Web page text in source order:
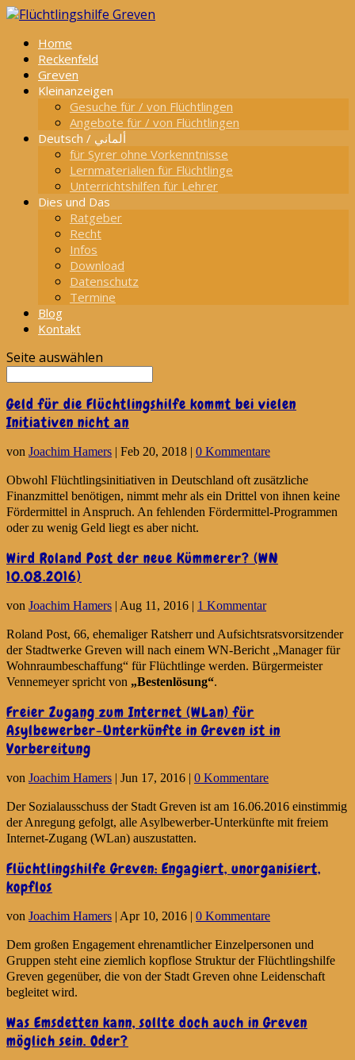
Home
Reckenfeld
Greven
Kleinanzeigen
Gesuche für / von Flüchtlingen
Angebote für / von Flüchtlingen
Deutsch / ألماني
für Syrer ohne Vorkenntnisse
Lernmaterialien für Flüchtlinge
Unterrichtshilfen für Lehrer
Dies und Das
Ratgeber
Recht
Infos
Download
Datenschutz
Termine
Blog
Kontakt
Seite auswählen
Geld für die Flüchtlingshilfe kommt bei vielen
Initiativen nicht an
von Joachim Hamers | Feb 20, 2018 | 0 Kommentare
Obwohl Flüchtlingsinitiativen in Deutschland oft zusätzliche
Finanzmittel benötigen, nimmt mehr als ein Drittel von ihnen keine
Fördermittel in Anspruch. An fehlenden Fördermittel-Programmen
oder zu wenig Geld liegt es aber nicht.
Wird Roland Post der neue Kümmerer? (WN
10.08.2016)
von Joachim Hamers | Aug 11, 2016 | 1 Kommentar
Roland Post, 66, ehemaliger Ratsherr und Aufsichtsratsvorsitzender
der Stadtwerke Greven will nach einem WN-Bericht „Manager für
Wohnraumbeschaffung“ für Flüchtlinge werden. Bürgermeister
Vennemeyer spricht von „Bestenlösung“.
Freier Zugang zum Internet (WLan) für
Asylbewerber-Unterkünfte in Greven ist in
Vorbereitung
von Joachim Hamers | Jun 17, 2016 | 0 Kommentare
Der Sozialausschuss der Stadt Greven ist am 16.06.2016 einstimmig
der Anregung gefolgt, alle Asylbewerber-Unterkünfte mit freiem
Internet-Zugang (WLan) auszustatten.
Flüchtlingshilfe Greven: Engagiert, unorganisiert,
kopflos
von Joachim Hamers | Apr 10, 2016 | 0 Kommentare
Dem großen Engagement ehrenamtlicher Einzelpersonen und
Gruppen steht eine ziemlich kopflose Struktur der Flüchtlingshilfe
Greven gegenüber, die von der Stadt Greven ohne Leidenschaft
begleitet wird.
Was Emsdetten kann, sollte doch auch in Greven
möglich sein. Oder?